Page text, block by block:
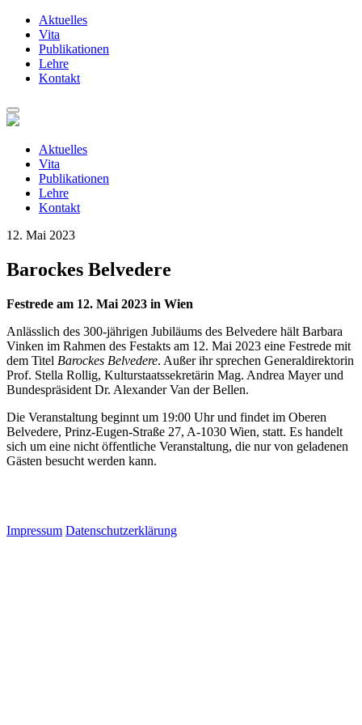
Aktuelles
Vita
Publikationen
Lehre
Kontakt
Zum
springenAktuelles
Vita
Publikationen
Lehre
Kontakt
12. Mai 2023
Barockes Belvedere
Festrede am 12. Mai 2023 in Wien
Anlässlich des 300-jährigen Jubiläums des Belvedere hält Barbara
Vinken im Rahmen des Festakts am 12. Mai 2023 eine Festrede mit
dem Titel Barockes Belvedere. Außer ihr sprechen Generaldirektorin
Prof. Stella Rollig, Kulturstaatssekretärin Mag. Andrea Mayer und
Bundespräsident Dr. Alexander Van der Bellen.
Die Veranstaltung beginnt um 19:00 Uhr und findet im Oberen
Belvedere, Prinz-Eugen-Straße 27, A-1030 Wien, statt. Es handelt
sich um eine nicht öffentliche Veranstaltung, die nur von geladenen
Gästen besucht werden kann.
Impressum Datenschutzerklärung